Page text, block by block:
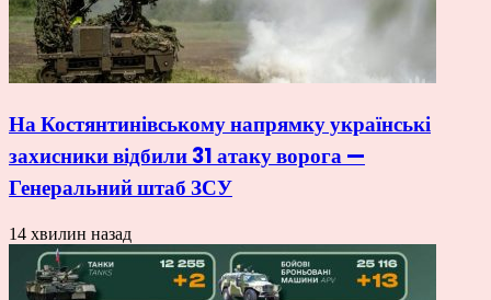
На Костянтинівському напрямку українські
захисники відбили 31 атаку ворога —
Генеральний штаб ЗСУ
14 хвилин назад